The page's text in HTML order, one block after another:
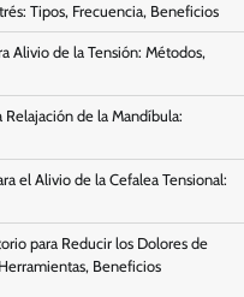
Tipos, Frecuencia, Beneficios
Alivio de la Tensión: Métodos,
de la Mandíbula:
el Alivio de la Cefalea Tensional:
para Reducir los Dolores de
Beneficios